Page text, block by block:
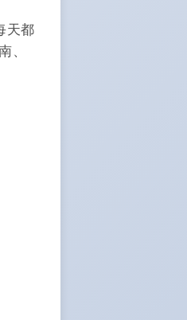
天都